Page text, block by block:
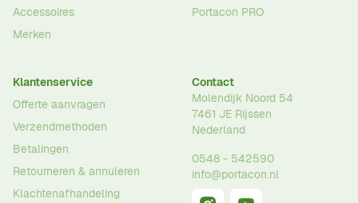
Accessoires
Merken
Portacon PRO
Klantenservice
Offerte aanvragen
Verzendmethoden
Betalingen
Retourneren & annuleren
Klachtenafhandeling
Contact
Molendijk Noord 54
7461 JE Rijssen
Nederland
0548 - 542590
info@portacon.nl